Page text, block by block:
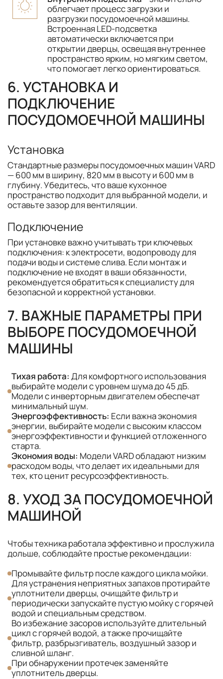
облегчает процесс загрузки и
разгрузки посудомоечной машины.
Встроенная LED-подсветка
автоматически включается при
открытии дверцы, освещая внутреннее
пространство ярким, но мягким светом,
что помогает легко ориентироваться.
6. УСТАНОВКА И
ПОДКЛЮЧЕНИЕ
ПОСУДОМОЕЧНОЙ МАШИНЫ
Установка
Стандартные размеры посудомоечных машин VARD
— 600 мм в ширину, 820 мм в высоту и 600 мм в
глубину. Убедитесь, что ваше кухонное
пространство подходит для выбранной модели, и
оставьте зазор для вентиляции.
Подключение
При установке важно учитывать три ключевых
подключения: к электросети, водопроводу для
подачи воды и системе слива. Если монтаж и
подключение не входят в ваши обязанности,
рекомендуется обратиться к специалисту для
безопасной и корректной установки.
7. ВАЖНЫЕ ПАРАМЕТРЫ ПРИ
ВЫБОРЕ ПОСУДОМОЕЧНОЙ
МАШИНЫ
Тихая работа: Для комфортного использования
выбирайте модели с уровнем шума до 45 дБ.
Модели с инверторным двигателем обеспечат
минимальный шум.
Энергоэффективность: Если важна экономия
энергии, выбирайте модели с высоким классом
энергоэффективности и функцией отложенного
старта.
Экономия воды: Модели VARD обладают низким
расходом воды, что делает их идеальными для
тех, кто ценит ресурсоэффективность.
8. УХОД ЗА ПОСУДОМОЕЧНОЙ
МАШИНОЙ
Чтобы техника работала эффективно и прослужила
дольше, соблюдайте простые рекомендации:
Промывайте фильтр после каждого цикла мойки.
Для устранения неприятных запахов протирайте
уплотнители дверцы, очищайте фильтр и
периодически запускайте пустую мойку с горячей
водой и специальным средством.
Во избежание засоров используйте длительный
цикл с горячей водой, а также прочищайте
фильтр, разбрызгиватель, воздушный зазор и
сливной шланг.
При обнаружении протечек заменяйте
уплотнитель дверцы.